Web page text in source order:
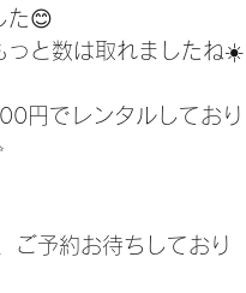
た😊
っと数は取れましたね☀️
円でレンタルしており
ご予約お待ちしており